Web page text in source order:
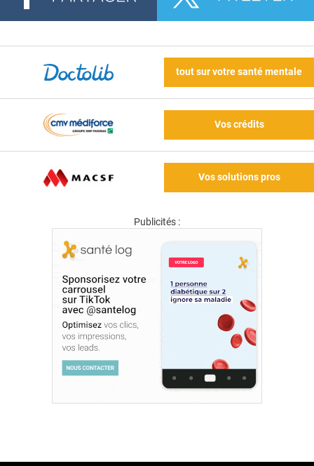
tout sur votre santé mentale
Vos crédits
Vos solutions pros
Publicités :